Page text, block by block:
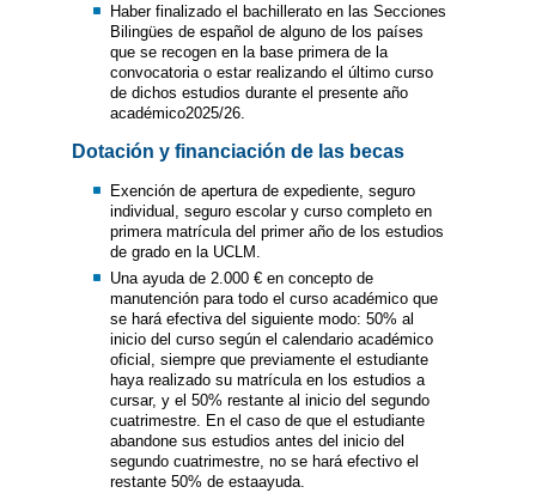
Haber finalizado el bachillerato en las Secciones
Bilingües de español de alguno de los países
que se recogen en la base primera de la
convocatoria o estar realizando el último curso
de dichos estudios durante el presente año
académico2025/26.
Dotación y financiación de las becas
Exención de apertura de expediente, seguro
individual, seguro escolar y curso completo en
primera matrícula del primer año de los estudios
de grado en la UCLM.
Una ayuda de 2.000 € en concepto de
manutención para todo el curso académico que
se hará efectiva del siguiente modo: 50% al
inicio del curso según el calendario académico
oficial, siempre que previamente el estudiante
haya realizado su matrícula en los estudios a
cursar, y el 50% restante al inicio del segundo
cuatrimestre. En el caso de que el estudiante
abandone sus estudios antes del inicio del
segundo cuatrimestre, no se hará efectivo el
restante 50% de estaayuda.